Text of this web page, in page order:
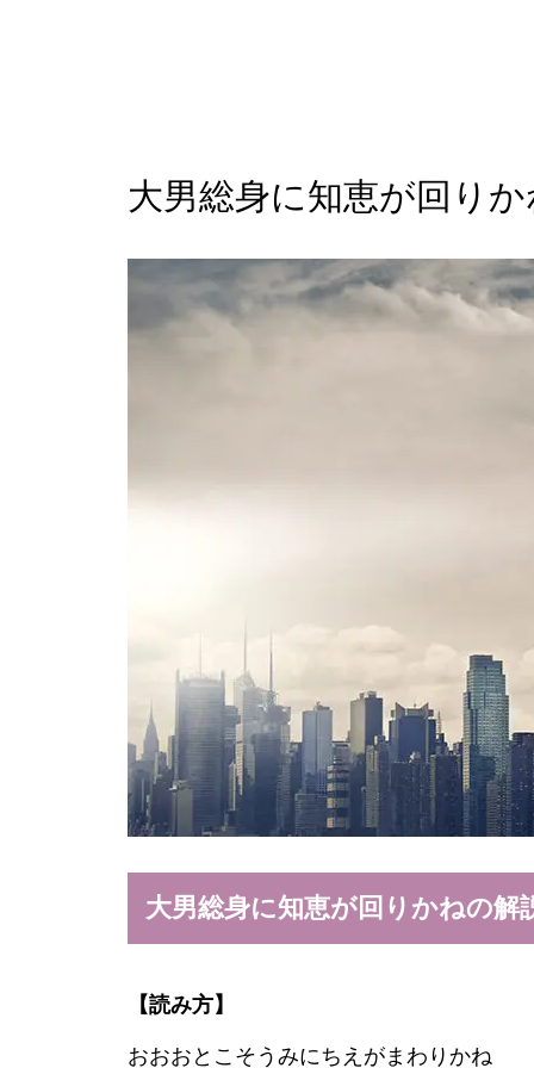
大男総身に知恵が回り
大男総身に知恵が回りかねの解
【読み方】
おおおとこそうみにちえがまわりかね